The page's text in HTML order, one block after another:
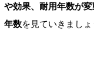
や効果、耐用年数が変
年数を見ていきましょ